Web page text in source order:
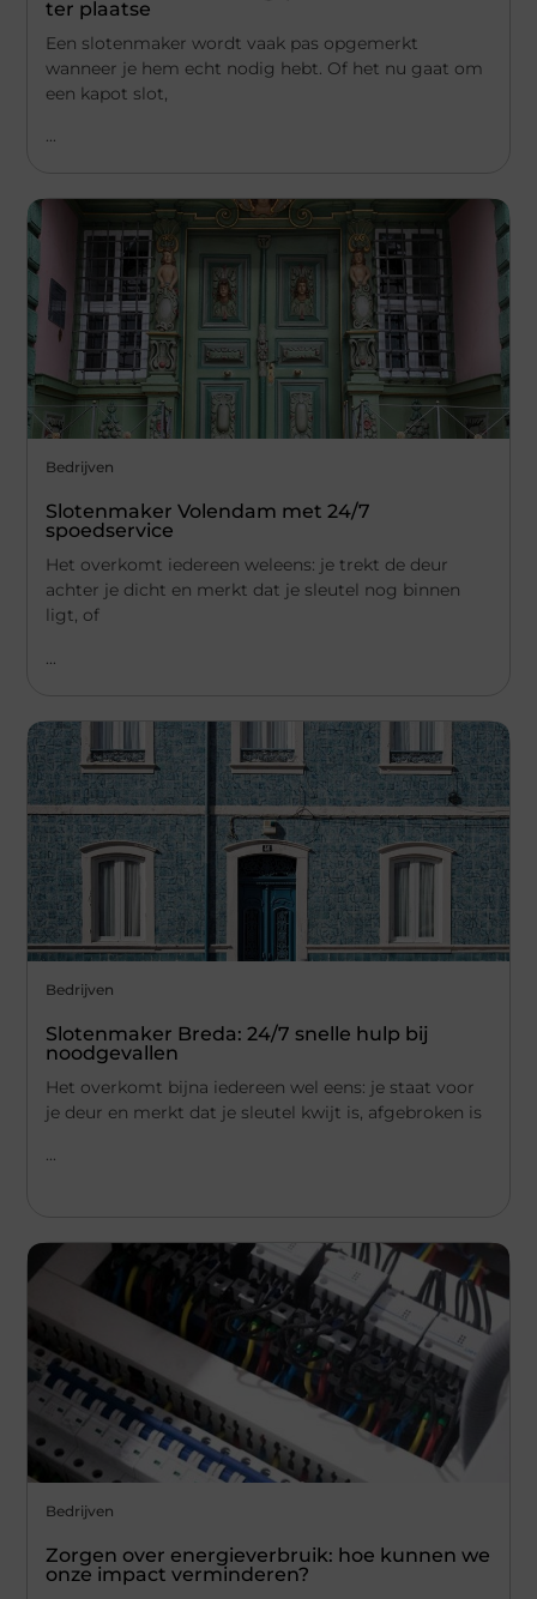
ter plaatse
Een slotenmaker wordt vaak pas opgemerkt
wanneer je hem echt nodig hebt. Of het nu gaat om
een kapot slot,
...
Bedrijven
Slotenmaker Volendam met 24/7
spoedservice
Het overkomt iedereen weleens: je trekt de deur
achter je dicht en merkt dat je sleutel nog binnen
ligt, of
...
Bedrijven
Slotenmaker Breda: 24/7 snelle hulp bij
noodgevallen
Het overkomt bijna iedereen wel eens: je staat voor
je deur en merkt dat je sleutel kwijt is, afgebroken is
...
Bedrijven
Zorgen over energieverbruik: hoe kunnen we
onze impact verminderen?